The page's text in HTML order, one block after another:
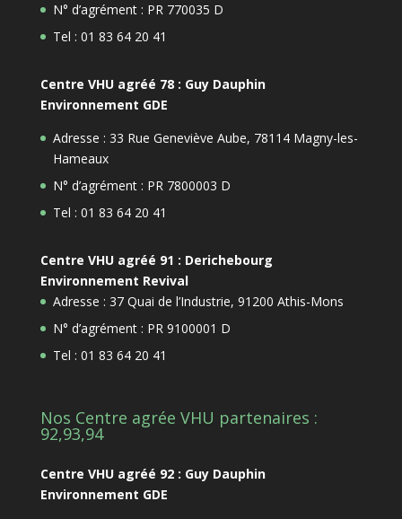
N° d’agrément : PR 770035 D
Tel : 01 83 64 20 41
Centre VHU agréé 78 : Guy Dauphin
Environnement GDE
Adresse : 33 Rue Geneviève Aube, 78114 Magny-les-
Hameaux
N° d’agrément : PR 7800003 D
Tel : 01 83 64 20 41
Centre VHU agréé 91 : Derichebourg
Environnement Revival
Adresse : 37 Quai de l’Industrie, 91200 Athis-Mons
N° d’agrément : PR 9100001 D
Tel : 01 83 64 20 41
Nos Centre agrée VHU partenaires :
92,93,94
Centre VHU agréé 92 : Guy Dauphin
Environnement GDE